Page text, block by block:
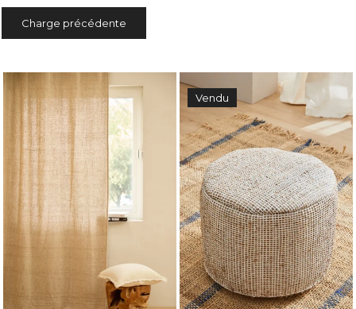
Charge précédente
Vendu